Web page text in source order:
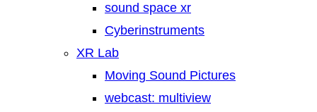
sound space xr
Cyberinstruments
XR Lab
Moving Sound Pictures
webcast: multiview